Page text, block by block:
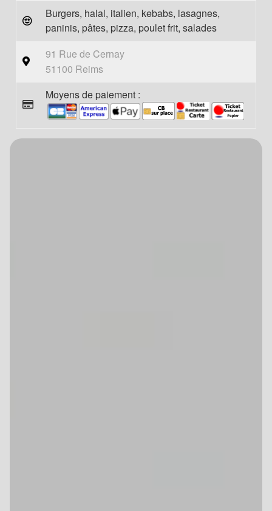
Burgers, halal, italien, kebabs, lasagnes,
paninis, pâtes, pizza, poulet frit, salades
91 Rue de Cernay
51100 Reims
Moyens de paiement :